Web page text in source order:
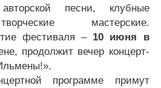
песни, клубные
мастерские.
фестиваля – 10 июня в
продолжит вечер концерт-
программе примут